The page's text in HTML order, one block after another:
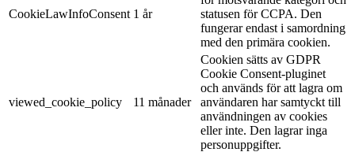
CookieLawInfoConsent 1 år
statusen för CCPA. Den
fungerar endast i samordning
med den primära cookien.
viewed_cookie_policy 11 månader
Cookien sätts av GDPR
Cookie Consent-pluginet
och används för att lagra om
användaren har samtyckt till
användningen av cookies
eller inte. Den lagrar inga
personuppgifter.